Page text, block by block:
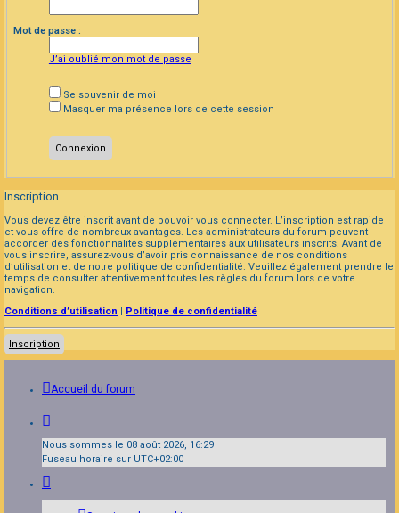
Mot de passe :
J’ai oublié mon mot de passe
Se souvenir de moi
Masquer ma présence lors de cette session
Inscription
Vous devez être inscrit avant de pouvoir vous connecter. L’inscription est rapide
et vous offre de nombreux avantages. Les administrateurs du forum peuvent
accorder des fonctionnalités supplémentaires aux utilisateurs inscrits. Avant de
vous inscrire, assurez-vous d’avoir pris connaissance de nos conditions
d’utilisation et de notre politique de confidentialité. Veuillez également prendre le
temps de consulter attentivement toutes les règles du forum lors de votre
navigation.
Conditions d’utilisation
Politique de confidentialité
Inscription
Accueil du forum
Nous sommes le 08 août 2026, 16:29
Fuseau horaire sur UTC+02:00